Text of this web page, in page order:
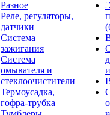
Разное
Реле, регуляторы,
датчики
Система
зажигания
Система
омывателя и
стеклоочистители
Термоусадка,
гофра-трубка